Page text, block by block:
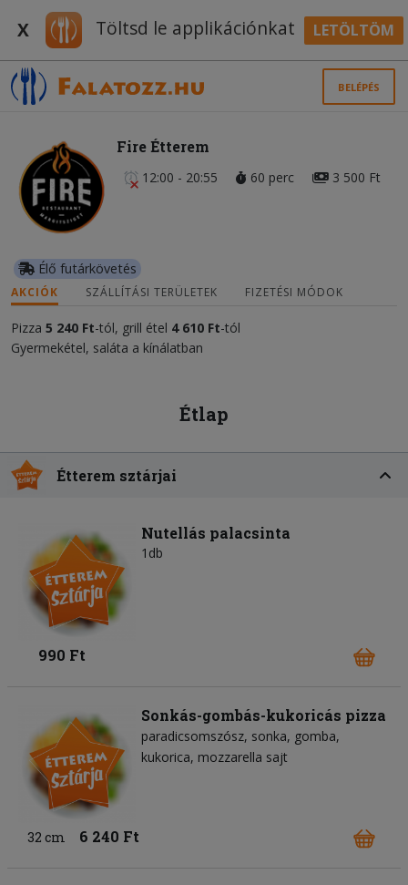
X Töltsd le applikációnkat LETÖLTÖM
BELÉPÉS
Fire Étterem
12:00 - 20:55 60 perc 3 500 Ft
Élő futárkövetés
AKCIÓK SZÁLLÍTÁSI TERÜLETEK FIZETÉSI MÓDOK
Pizza 5 240 Ft-tól, grill étel 4 610 Ft-tól
Gyermekétel, saláta a kínálatban
Étlap
Étterem sztárjai
Nutellás palacsinta
1db
990 Ft
Sonkás-gombás-kukoricás pizza
paradicsomszósz sonka gomba
kukorica mozzarella sajt
32 cm 6 240 Ft